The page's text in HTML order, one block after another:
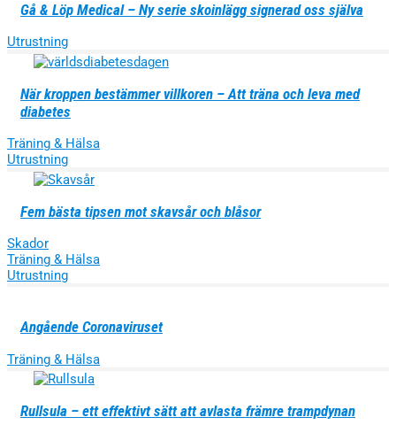
Gå & Löp Medical – Ny serie skoinlägg signerad oss själva
Utrustning
När kroppen bestämmer villkoren – Att träna och leva med
diabetes
Träning & Hälsa
Utrustning
Fem bästa tipsen mot skavsår och blåsor
Skador
Träning & Hälsa
Utrustning
Angående Coronaviruset
Träning & Hälsa
Rullsula – ett effektivt sätt att avlasta främre trampdynan